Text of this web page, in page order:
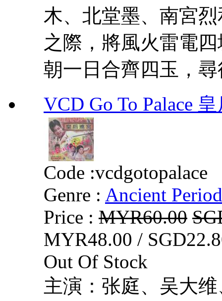
木、北堂墨、南宮
之際，將風火雷電
朝一日合齊四玉，
VCD Go To Palace
Code :vcdgotopalace
Genre : Ancient Period
Price : MYR60.00
MYR48.00 /
Out Of Stock
主演：张庭、吴大